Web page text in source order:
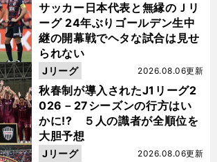
サッカー日本代表と無縁のＪリ
ーグ 24年ぶりゴールデン生中
継の開幕戦でヘタな試合は見せ
られない
秋春制が導入されたJ1リーグ2
026－27シーズンの行方はい
かに!? ５人の識者が全順位を
大胆予想
2026.08.06更新
Jリーグ
2026.08.06更新
Jリーグ